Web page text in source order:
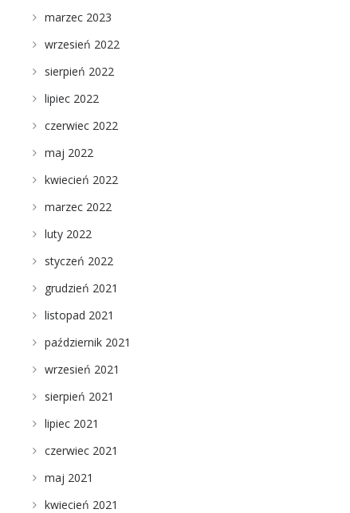
marzec 2023
wrzesień 2022
sierpień 2022
lipiec 2022
czerwiec 2022
maj 2022
kwiecień 2022
marzec 2022
luty 2022
styczeń 2022
grudzień 2021
listopad 2021
październik 2021
wrzesień 2021
sierpień 2021
lipiec 2021
czerwiec 2021
maj 2021
kwiecień 2021